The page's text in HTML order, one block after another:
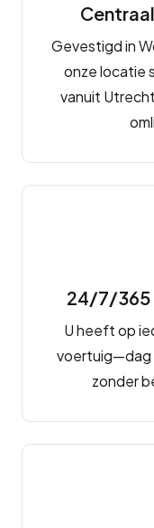
Gevestigd in
onze locatie
vanuit
24/7/365
U heeft op
voertuig—dag
zonder